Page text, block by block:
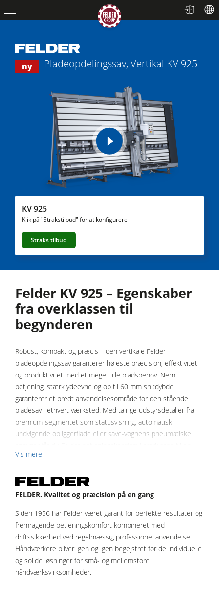
Rundsave / formatrundsave
Høvle
Fræsere
Fræser / rundsave
Kombimaskiner
CNC-Bearbejdningscentre
Kantlimemaskiner
Bredbåndspudsere
Langbånds- & kantslibemaskiner
Børste- og børstepudsemaskiner
Boremaskiner
Pladesave
Brikettepressere
Varmeplade presse & vakumpressere
Friskluftsudsugere
Værkstedsudstyr
F4Solutions software
Automatisering & materialehåndtering
ny Pladeopdelingssav, Vertikal KV 925
play
KV 925
Klik på "Strakstilbud" for at konfigurere
Straks tilbud
Felder KV 925 – Egenskaber
fra overklassen til
begynderen
Robust, kompakt og præcis – den vertikale Felder
pladeopdelingssav garanterer højeste præcision, effektivitet
og produktivitet med et meget lille pladsbehov. Nem
betjening, stærk ydeevne og op til 60 mm snitdybde
garanterer et bredt anvendelsesområde for den stående
pladesav i ethvert værksted. Med talrige udstyrsdetaljer fra
premium-segmentet som statusvisning, automatisk
undvigende opliggerflade eller save-vognens pneumatiske
ekstremt attraktiv pris.
For at kunne dække den vandrette pladesavs alsidige
anvendelsesområder fås FELDER KV 925 i følgende
størrelser:
KV 925 S: 1600 x 2500 mm
KV 925 M: 1900 x 3200 mm
KV 925 L: 2200 x 4200 mm
KV 925 XL: 2200 x 5300 mm
Vis mere
FELDER. Kvalitet og præcision på en gang
Siden 1956 har Felder været garant for perfekte resultater og
fremragende betjeningskomfort kombineret med
driftssikkerhed ved regelmæssig professionel anvendelse.
Håndværkere bliver igen og igen begejstret for de individuelle
og solide løsninger for små- og mellemstore
håndværksvirksomheder.